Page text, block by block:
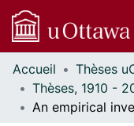
Communautés
et collections
Parcourir
Accueil